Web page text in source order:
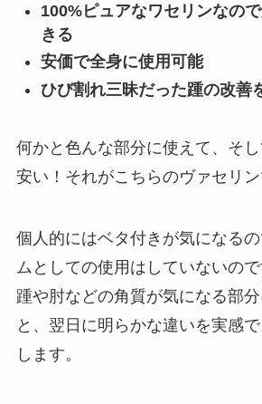
100%ピュアなワセリンなの
きる
安価で全身に使用可能
ひび割れ三昧だった踵の改善
何かと色んな部分に使えて、そ
安い！それがこちらのヴァセリン
個人的にはベタ付きが気になる
ムとしての使用はしていないの
踵や肘などの角質が気になる部分
と、翌日に明らかな違いを実感
します。